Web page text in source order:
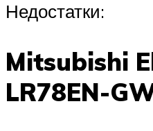
Недостатки:
Mitsubishi
LR78EN-